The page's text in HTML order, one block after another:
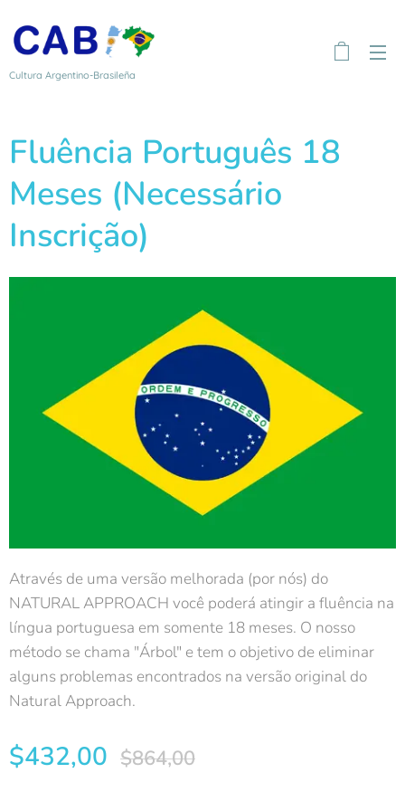
Cultura Argentino-Brasileña
Fluência Português 18
Meses (Necessário
Inscrição)
Através de uma versão melhorada (por nós) do
NATURAL APPROACH você poderá atingir a fluência na
língua portuguesa em somente 18 meses. O nosso
método se chama "Árbol" e tem o objetivo de eliminar
alguns problemas encontrados na versão original do
Natural Approach.
$432,00 $864,00